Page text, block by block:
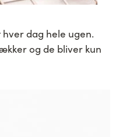
dag hele ugen.
og de bliver kun